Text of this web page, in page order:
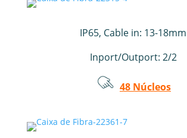
IP65, Cable in: 13-18mm
Inport/Outport: 2/2
48 Núcleos